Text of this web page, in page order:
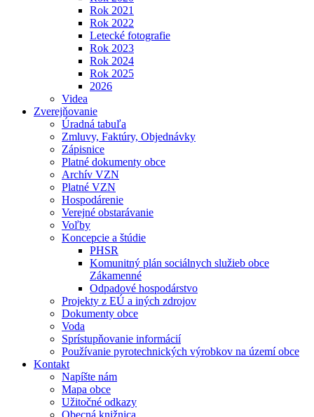
Rok 2021
Rok 2022
Letecké fotografie
Rok 2023
Rok 2024
Rok 2025
2026
Videa
Zverejňovanie
Úradná tabuľa
Zmluvy, Faktúry, Objednávky
Zápisnice
Platné dokumenty obce
Archív VZN
Platné VZN
Hospodárenie
Verejné obstarávanie
Voľby
Koncepcie a štúdie
PHSR
Komunitný plán sociálnych služieb obce
Zákamenné
Odpadové hospodárstvo
Projekty z EÚ a iných zdrojov
Dokumenty obce
Voda
Sprístupňovanie informácií
Používanie pyrotechnických výrobkov na území obce
Kontakt
Napíšte nám
Mapa obce
Užitočné odkazy
Obecná knižnica